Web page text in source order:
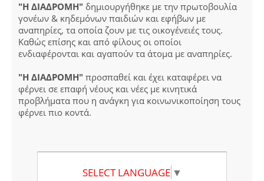
"Η ΔΙΑΔΡΟΜΗ" δημιουργήθηκε με την πρωτοβουλία
γονέων & κηδεμόνων παιδιών και εφήβων με
αναπηρίες, τα οποία ζουν με τις οικογένειές τους.
Καθώς επίσης και από φίλους οι οποίοι
ενδιαφέρονται και αγαπούν τα άτομα με αναπηρίες.
"Η ΔΙΑΔΡΟΜΗ" προσπαθεί και έχει καταφέρει να
φέρνει σε επαφή νέους και νέες με κινητικά
προβλήματα που η ανάγκη για κοινωνικοποίηση τους
φέρνει πιο κοντά.
SELECT LANGUAGE ▼